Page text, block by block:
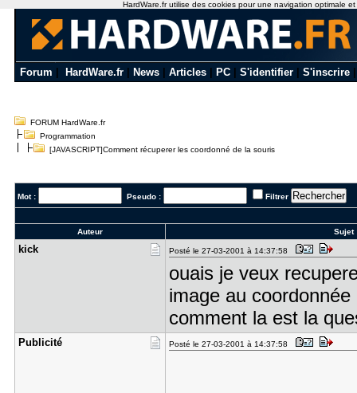
Forum HardWare.fr News Articles PC S'identifier S'inscrire
FORUM HardWare.fr
Programmation
[JAVASCRIPT]Comment récuperer les coordonné de la souris
Mot : Pseudo : Filtrer
Auteur Sujet
kick Posté le 27-03-2001 à 14:37:58
ouais je veux
image au
comment la est la
Publicité Posté le 27-03-2001 à 14:37:58
HardWare.fr utilise des cookies pour une navigation optimale